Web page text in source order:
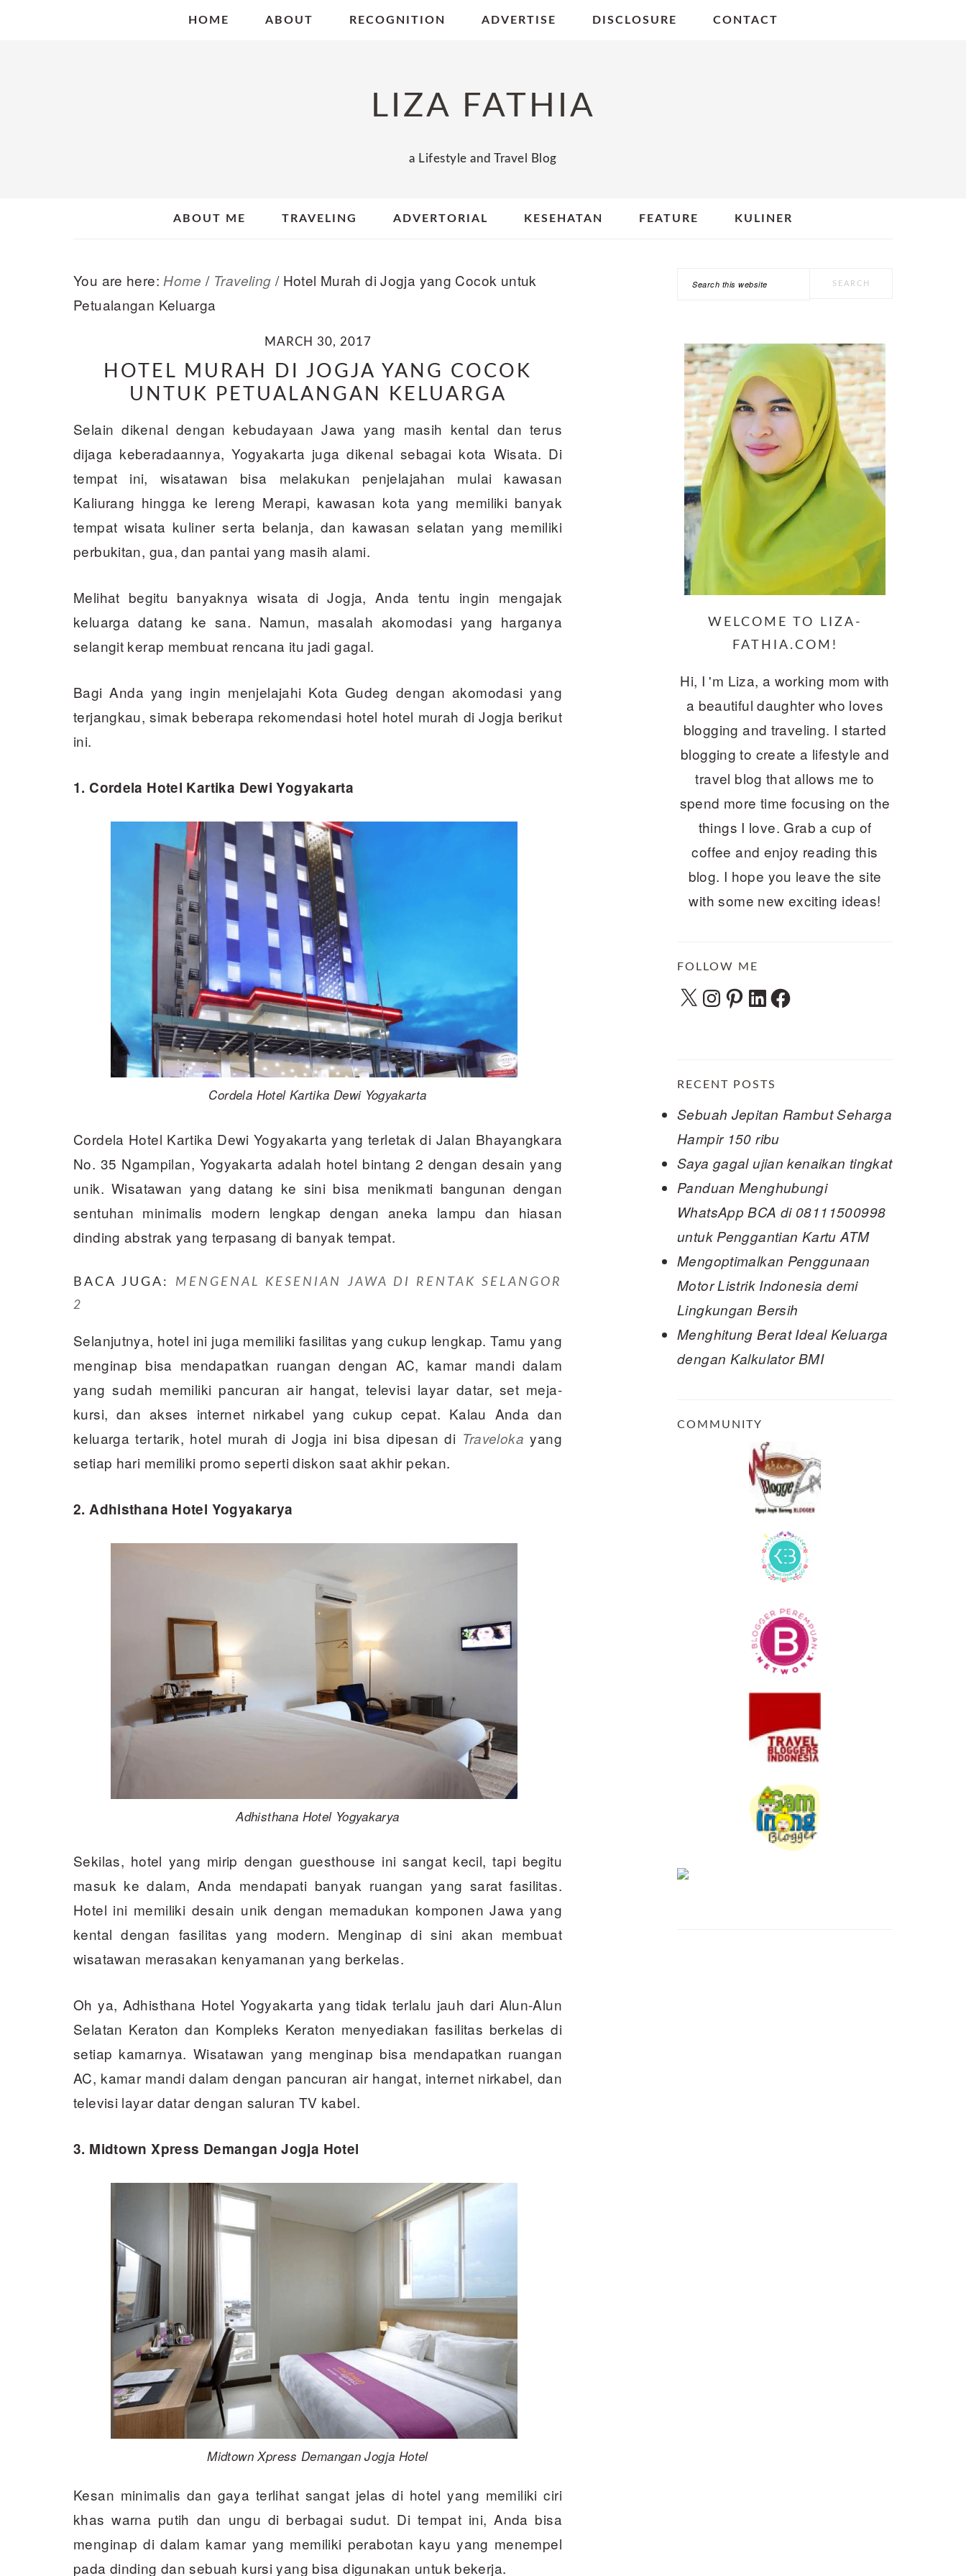
HOME ABOUT RECOGNITION ADVERTISE DISCLOSURE CONTACT
LIZA FATHIA
a Lifestyle and Travel Blog
ABOUT ME TRAVELING ADVERTORIAL KESEHATAN FEATURE KULINER
You are here: Home / Traveling /Hotel Murah di Jogja yang Cocok untuk
Petualangan Keluarga
MARCH 30, 2017
HOTEL MURAH DI JOGJA YANG COCOK
UNTUK PETUALANGAN KELUARGA
Selain dikenal dengan kebudayaan Jawa yang masih kental dan terus
dijaga keberadaannya, Yogyakarta juga dikenal sebagai kota Wisata. Di
tempat ini, wisatawan bisa melakukan penjelajahan mulai kawasan
Kaliurang hingga ke lereng Merapi, kawasan kota yang memiliki banyak
tempat wisata kuliner serta belanja, dan kawasan selatan yang memiliki
perbukitan, gua, dan pantai yang masih alami.
Melihat begitu banyaknya wisata di Jogja, Anda tentu ingin mengajak
keluarga datang ke sana. Namun, masalah akomodasi yang harganya
selangit kerap membuat rencana itu jadi gagal.
Bagi Anda yang ingin menjelajahi Kota Gudeg dengan akomodasi yang
terjangkau, simak beberapa rekomendasi hotel hotel murah di Jogja berikut
ini.
1. Cordela Hotel Kartika Dewi Yogyakarta
Cordela Hotel Kartika Dewi Yogyakarta
Cordela Hotel Kartika Dewi Yogyakarta yang terletak di Jalan Bhayangkara
No. 35 Ngampilan, Yogyakarta adalah hotel bintang 2 dengan desain yang
unik. Wisatawan yang datang ke sini bisa menikmati bangunan dengan
sentuhan minimalis modern lengkap dengan aneka lampu dan hiasan
dinding abstrak yang terpasang di banyak tempat.
BACA JUGA: MENGENAL KESENIAN JAWA DI RENTAK SELANGOR
2
Selanjutnya, hotel ini juga memiliki fasilitas yang cukup lengkap. Tamu yang
menginap bisa mendapatkan ruangan dengan AC, kamar mandi dalam
yang sudah memiliki pancuran air hangat, televisi layar datar, set meja-
kursi, dan akses internet nirkabel yang cukup cepat. Kalau Anda dan
keluarga tertarik, hotel murah di Jogja ini bisa dipesan di Traveloka yang
setiap hari memiliki promo seperti diskon saat akhir pekan.
2. Adhisthana Hotel Yogyakarya
Adhisthana Hotel Yogyakarya
Sekilas, hotel yang mirip dengan guesthouse ini sangat kecil, tapi begitu
masuk ke dalam, Anda mendapati banyak ruangan yang sarat fasilitas.
Hotel ini memiliki desain unik dengan memadukan komponen Jawa yang
kental dengan fasilitas yang modern. Menginap di sini akan membuat
wisatawan merasakan kenyamanan yang berkelas.
Oh ya, Adhisthana Hotel Yogyakarta yang tidak terlalu jauh dari Alun-Alun
Selatan Keraton dan Kompleks Keraton menyediakan fasilitas berkelas di
setiap kamarnya. Wisatawan yang menginap bisa mendapatkan ruangan
AC, kamar mandi dalam dengan pancuran air hangat, internet nirkabel, dan
televisi layar datar dengan saluran TV kabel.
3. Midtown Xpress Demangan Jogja Hotel
Midtown Xpress Demangan Jogja Hotel
Kesan minimalis dan gaya terlihat sangat jelas di hotel yang memiliki ciri
khas warna putih dan ungu di berbagai sudut. Di tempat ini, Anda bisa
menginap di dalam kamar yang memiliki perabotan kayu yang menempel
pada dinding dan sebuah kursi yang bisa digunakan untuk bekerja.
PRIMARY
Search
WELCOME TO LIZA-
FATHIA.COM!
Hi, I 'm Liza, a working mom with
a beautiful daughter who loves
blogging and traveling. I started
blogging to create a lifestyle and
travel blog that allows me to
spend more time focusing on the
things I love. Grab a cup of
coffee and enjoy reading this
blog. I hope you leave the site
with some new exciting ideas!
FOLLOW ME
X Instagram
Pinterest
LinkedInFacebook
RECENT POSTS
Sebuah Jepitan Rambut Seharga
Hampir 150 ribu
Saya gagal ujian kenaikan tingkat
Panduan Menghubungi
WhatsApp BCA di 08111500998
untuk Penggantian Kartu ATM
Mengoptimalkan Penggunaan
Motor Listrik Indonesia demi
Lingkungan Bersih
Menghitung Berat Ideal Keluarga
dengan Kalkulator BMI
COMMUNITY